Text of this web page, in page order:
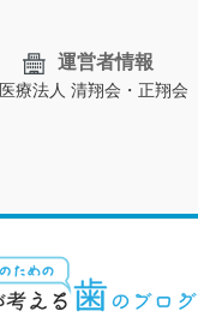
運営者情報
医療法人 清翔会・正翔会